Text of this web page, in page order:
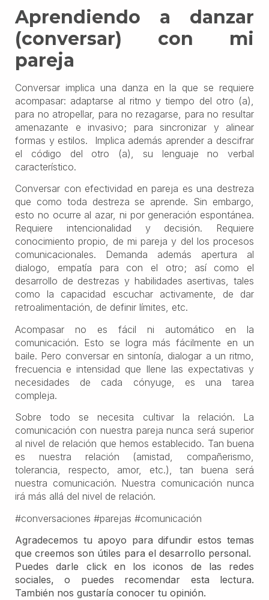
Aprendiendo a danzar
(conversar) con mi
pareja
Conversar implica una danza en la que se requiere
acompasar: adaptarse al ritmo y tiempo del otro (a),
para no atropellar, para no rezagarse, para no resultar
amenazante e invasivo; para sincronizar y alinear
formas y estilos. Implica además aprender a descifrar
el código del otro (a), su lenguaje no verbal
característico.
Conversar con efectividad en pareja es una destreza
que como toda destreza se aprende. Sin embargo,
esto no ocurre al azar, ni por generación espontánea.
Requiere intencionalidad y decisión. Requiere
conocimiento propio, de mi pareja y del los procesos
comunicacionales. Demanda además apertura al
dialogo, empatía para con el otro; así como el
desarrollo de destrezas y habilidades asertivas, tales
como la capacidad escuchar activamente, de dar
retroalimentación, de definir límites, etc.
Acompasar no es fácil ni automático en la
comunicación. Esto se logra más fácilmente en un
baile. Pero conversar en sintonía, dialogar a un ritmo,
frecuencia e intensidad que llene las expectativas y
necesidades de cada cónyuge, es una tarea
compleja.
Sobre todo se necesita cultivar la relación. La
comunicación con nuestra pareja nunca será superior
al nivel de relación que hemos establecido. Tan buena
es nuestra relación (amistad, compañerismo,
tolerancia, respecto, amor, etc.), tan buena será
nuestra comunicación. Nuestra comunicación nunca
irá más allá del nivel de relación.
#conversaciones #parejas #comunicación
Agradecemos tu apoyo para difundir estos temas
que creemos son útiles para el desarrollo personal.
Puedes darle click en los iconos de las redes
sociales, o puedes recomendar esta lectura.
También nos gustaría conocer tu opinión.